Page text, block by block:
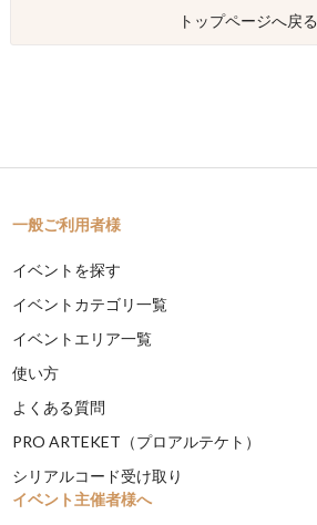
トップページへ戻る
一般ご利用者様
イベントを探す
イベントカテゴリ一覧
イベントエリア一覧
使い方
よくある質問
PRO ARTEKET（プロアルテケト）
シリアルコード受け取り
イベント主催者様へ